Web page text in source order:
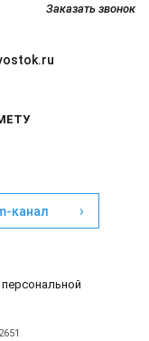
Заказать звонок
канал ›